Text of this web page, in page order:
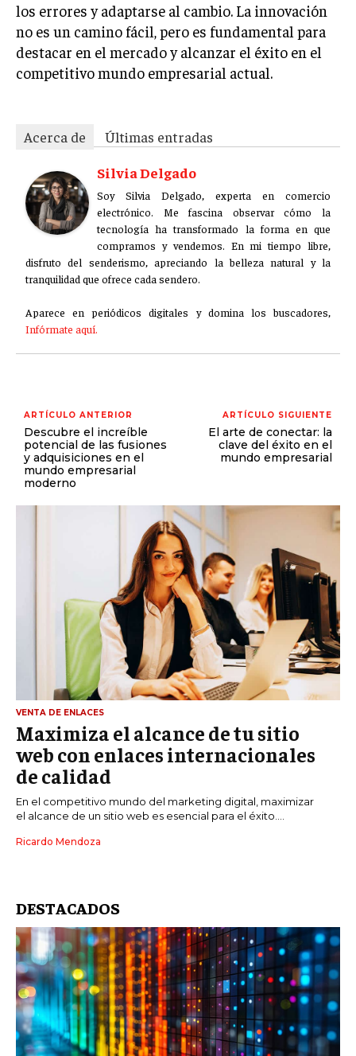
ÉTICA EMPRESARIAL Y RESPONSABILIDAD
SOCIAL
Acerca de Últimas entradas
Silvia Delgado
Soy Silvia Delgado, experta en comercio
electrónico. Me fascina observar cómo la
tecnología ha transformado la forma en que
compramos y vendemos. En mi tiempo libre,
disfruto del senderismo, apreciando la belleza natural y la
tranquilidad que ofrece cada sendero.
Aparece en periódicos digitales y domina los buscadores,
Infórmate aquí.
los errores y adaptarse al cambio. La innovación
no es un camino fácil, pero es fundamental para
destacar en el mercado y alcanzar el éxito en el
competitivo mundo empresarial actual.
Acerca de
Últimas entradas
Silvia Delgado
Soy Silvia Delgado, experta en comercio
electrónico. Me fascina observar cómo la
tecnología ha transformado la forma en que
compramos y vendemos. En mi tiempo libre,
disfruto del senderismo, apreciando la belleza natural y la
tranquilidad que ofrece cada sendero.
Aparece en periódicos digitales y domina los buscadores,
Infórmate aquí.
ARTÍCULO ANTERIOR
Descubre el increíble
potencial de las fusiones
y adquisiciones en el
mundo empresarial
moderno
ARTÍCULO SIGUIENTE
El arte de conectar: la
clave del éxito en el
mundo empresarial
VENTA DE ENLACES
Maximiza el alcance de tu sitio
web con enlaces internacionales
de calidad
En el competitivo mundo del marketing digital, maximizar
el alcance de un sitio web es esencial para el éxito....
Ricardo Mendoza
DESTACADOS